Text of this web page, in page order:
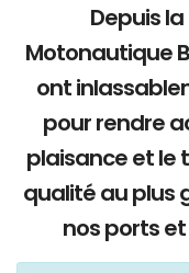
Depuis
Motonautique
ont
pour rendre
plaisance et le
qualité au plus
nos ports